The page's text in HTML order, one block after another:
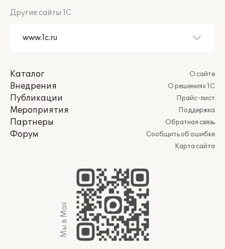
Другие сайты 1С
Каталог
Внедрения
Публикации
Мероприятия
Партнеры
Форум
О сайте
О решениях 1С
Прайс-лист
Поддержка
Обратная связь
Сообщить об ошибке
Карта сайта
Мы в Max